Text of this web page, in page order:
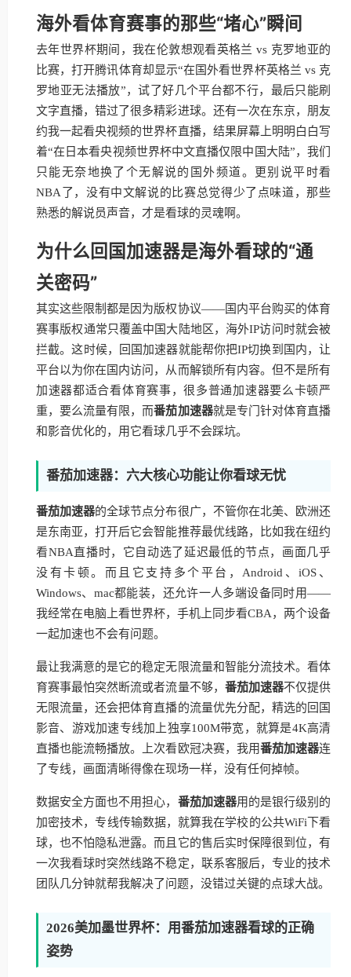
海外看体育赛事的那些“堵心”瞬间
去年世界杯期间，我在伦敦想观看英格兰 vs 克罗地亚的
比赛，打开腾讯体育却显示“在国外看世界杯英格兰 vs 克
罗地亚无法播放”，试了好几个平台都不行，最后只能刷
文字直播，错过了很多精彩进球。还有一次在东京，朋友
约我一起看央视频的世界杯直播，结果屏幕上明明白白写
着“在日本看央视频世界杯中文直播仅限中国大陆”，我们
只能无奈地换了个无解说的国外频道。更别说平时看
NBA了，没有中文解说的比赛总觉得少了点味道，那些
熟悉的解说员声音，才是看球的灵魂啊。
为什么回国加速器是海外看球的“通
关密码”
其实这些限制都是因为版权协议——国内平台购买的体育
赛事版权通常只覆盖中国大陆地区，海外IP访问时就会被
拦截。这时候，回国加速器就能帮你把IP切换到国内，让
平台以为你在国内访问，从而解锁所有内容。但不是所有
加速器都适合看体育赛事，很多普通加速器要么卡顿严
重，要么流量有限，而番茄加速器就是专门针对体育直播
和影音优化的，用它看球几乎不会踩坑。
番茄加速器：六大核心功能让你看球无忧
番茄加速器的全球节点分布很广，不管你在北美、欧洲还
是东南亚，打开后它会智能推荐最优线路，比如我在纽约
看NBA直播时，它自动选了延迟最低的节点，画面几乎
没有卡顿。而且它支持多个平台，Android、iOS、
Windows、mac都能装，还允许一人多端设备同时用——
我经常在电脑上看世界杯，手机上同步看CBA，两个设备
一起加速也不会有问题。
最让我满意的是它的稳定无限流量和智能分流技术。看体
育赛事最怕突然断流或者流量不够， 番茄加速器不仅提供
无限流量，还会把体育直播的流量优先分配，精选的回国
影音、游戏加速专线加上独享100M带宽，就算是4K高清
直播也能流畅播放。上次看欧冠决赛，我用番茄加速器连
了专线，画面清晰得像在现场一样，没有任何掉帧。
数据安全方面也不用担心， 番茄加速器用的是银行级别的
加密技术，专线传输数据，就算我在学校的公共WiFi下看
球，也不怕隐私泄露。而且它的售后实时保障很到位，有
一次我看球时突然线路不稳定，联系客服后，专业的技术
团队几分钟就帮我解决了问题，没错过关键的点球大战。
2026美加墨世界杯：用番茄加速器看球的正确
姿势